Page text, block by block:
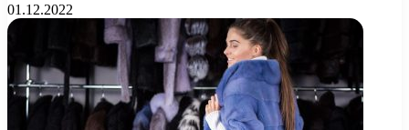
01.12.2022